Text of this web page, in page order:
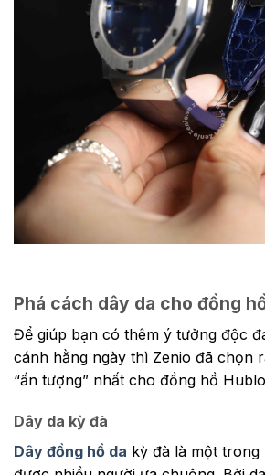
Phá cách dây da cho đồng
Để giúp bạn có thêm ý tưởng độc
cánh hằng ngày thì Zenio đã chọn
“ấn tượng” nhất cho đồng hồ
Dây da kỳ đà
Dây đồng hồ da kỳ đà là một trong